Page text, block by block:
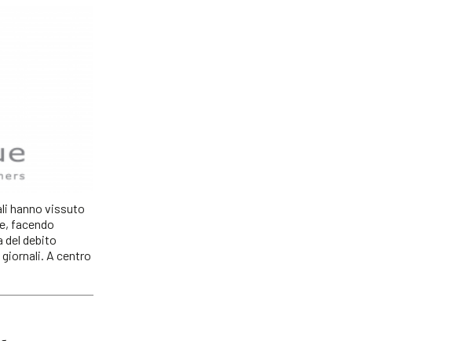
hanno vissuto
facendo
del debito
A centro